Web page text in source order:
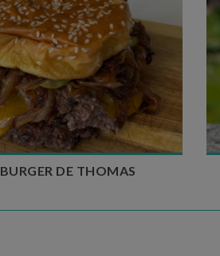
de préparation : 20 min
de cuisson : 5 à 10 min
de couverts : 4
DE THOMAS